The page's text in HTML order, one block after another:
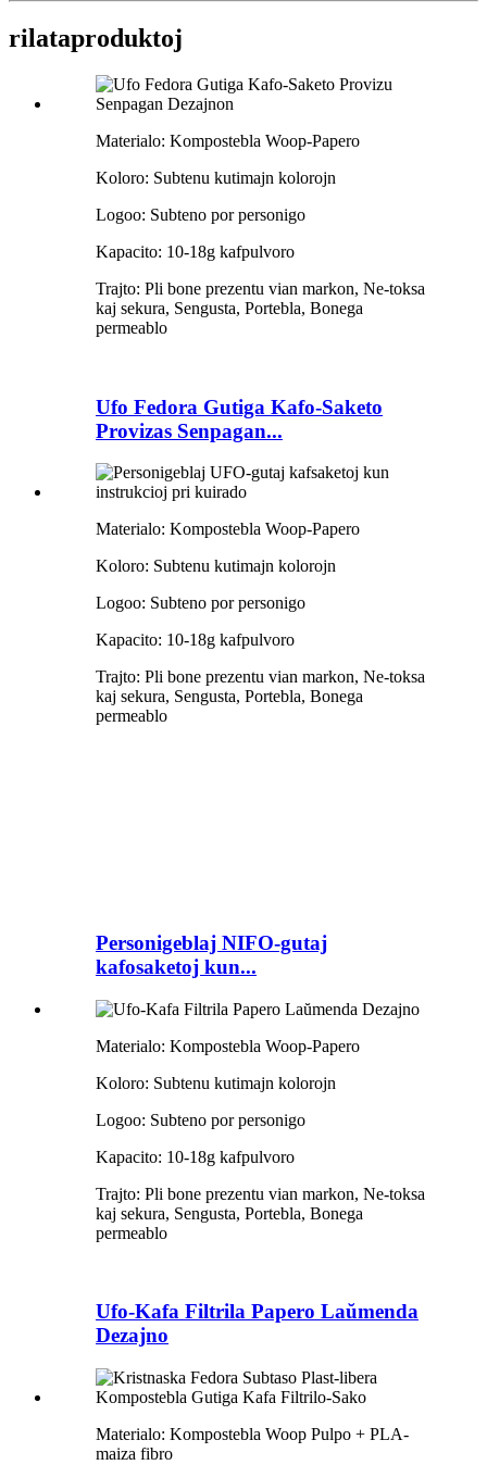
rilataproduktoj
Materialo: Kompostebla Woop-Papero
Koloro: Subtenu kutimajn kolorojn
Logoo: Subteno por personigo
Kapacito: 10-18g kafpulvoro
Trajto: Pli bone prezentu vian markon, Ne-toksa
kaj sekura, Sengusta, Portebla, Bonega
permeablo
Ufo Fedora Gutiga Kafo-Saketo
Provizas Senpagan...
Materialo: Kompostebla Woop-Papero
Koloro: Subtenu kutimajn kolorojn
Logoo: Subteno por personigo
Kapacito: 10-18g kafpulvoro
Trajto: Pli bone prezentu vian markon, Ne-toksa
kaj sekura, Sengusta, Portebla, Bonega
permeablo
Personigeblaj NIFO-gutaj
kafosaketoj kun...
Materialo: Kompostebla Woop-Papero
Koloro: Subtenu kutimajn kolorojn
Logoo: Subteno por personigo
Kapacito: 10-18g kafpulvoro
Trajto: Pli bone prezentu vian markon, Ne-toksa
kaj sekura, Sengusta, Portebla, Bonega
permeablo
Ufo-Kafa Filtrila Papero Laŭmenda
Dezajno
Materialo: Kompostebla Woop Pulpo + PLA-
maiza fibro